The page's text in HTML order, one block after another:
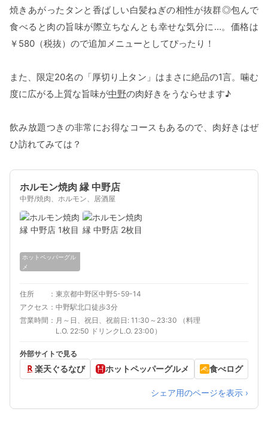
焼きあがったタンと香ばしい白髪ねぎの相性が抜群◎包んで
食べると肉の旨味が際立ちなんとも幸せな気分に…。価格は
￥580（税抜）ので追加メニューとしてぴったり！
また、限定20名の「厚切り上タン」はまさに絶品の1言。噛む
度に広がる上質な旨味が中野の肉好きをうならせます♪
飲み放題つきの非常にお得なコースもあるので、肉好きはぜ
ひ訪れてみては？
ホルモン焼肉 縁 中野店
中野/焼肉、ホルモン、居酒屋
ホットペッパーグル
メ
住所
東京都中野区中野5-59-14
アクセス
中野駅北口徒歩3分
営業時間
月～日、祝日、祝前日: 11:30～23:30 （料理
L.O. 22:50 ドリンクL.O. 23:00）
外部サイトで見る
楽天ぐるなび ホットペッパーグルメ 食べログ
シェア用のページを表示 ›